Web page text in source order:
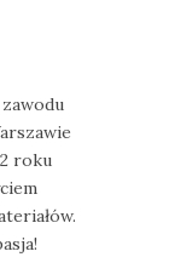
roku